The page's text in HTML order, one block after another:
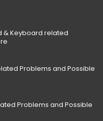
& Keyboard related
Problems and Possible
Problems and Possible